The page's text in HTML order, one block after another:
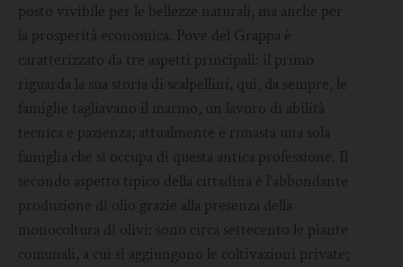
posto vivibile per le bellezze naturali, ma anche per
la prosperità economica. Pove del Grappa è
caratterizzato da tre aspetti principali: il primo
riguarda la sua storia di scalpellini, qui, da sempre, le
famiglie tagliavano il marmo, un lavoro di abilità
tecnica e pazienza; attualmente è rimasta una sola
famiglia che si occupa di questa antica professione. Il
secondo aspetto tipico della cittadina è l’abbondante
produzione di olio grazie alla presenza della
monocoltura di olivi: sono circa settecento le piante
comunali, a cui si aggiungono le coltivazioni private;